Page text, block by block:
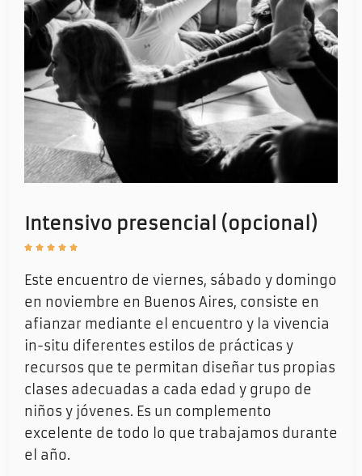
Intensivo presencial (opcional)
    
Este encuentro de viernes, sábado y domingo
en noviembre en Buenos Aires, consiste en
afianzar mediante el encuentro y la vivencia
in-situ diferentes estilos de prácticas y
recursos que te permitan diseñar tus propias
clases adecuadas a cada edad y grupo de
niños y jóvenes. Es un complemento
excelente de todo lo que trabajamos durante
el año.